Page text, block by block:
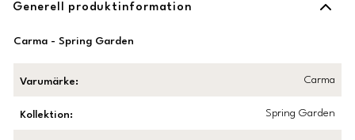
Generell produktinformation
Carma - Spring Garden
Varumärke: Carma
Kollektion: Spring Garden